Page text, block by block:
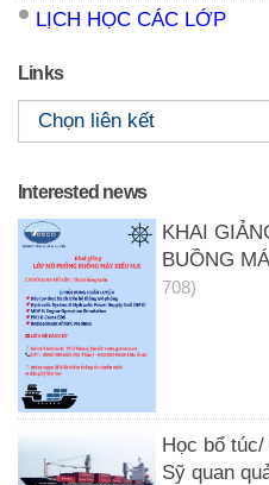
LỊCH HỌC CÁC LỚP
Links
Interested news
KHAI
BUỒNG
708)
Học bổ
Sỹ quan